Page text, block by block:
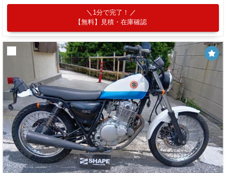
1分で完了！
【無料】見積・在庫確認